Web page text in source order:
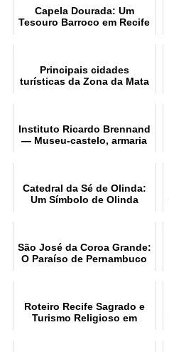
Capela Dourada: Um
Tesouro Barroco em Recife
Principais cidades
turísticas da Zona da Mata
Instituto Ricardo Brennand
— Museu-castelo, armaria
Catedral da Sé de Olinda:
Um Símbolo de Olinda
São José da Coroa Grande:
O Paraíso de Pernambuco
Roteiro Recife Sagrado e
Turismo Religioso em